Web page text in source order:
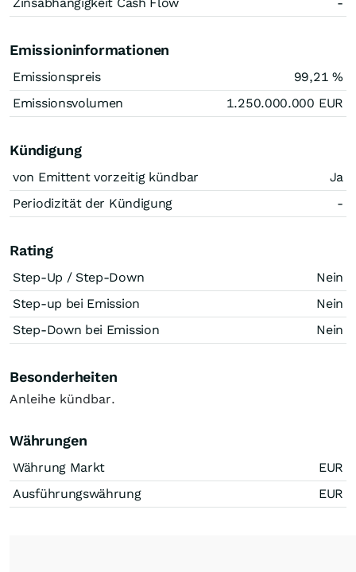
Emissioninformationen
Emissionspreis 99,21 %
Emissionsvolumen
1.250.000.000 EUR
Kündigung
von Emittent vorzeitig kündbar
Ja
Periodizität der Kündigung
-
Rating
Step-Up / Step-Down
Nein
Step-up bei Emission
Nein
Step-Down bei Emission
Nein
Besonderheiten
Anleihe kündbar.
Währungen
Währung Markt
EUR
Ausführungswährung
EUR